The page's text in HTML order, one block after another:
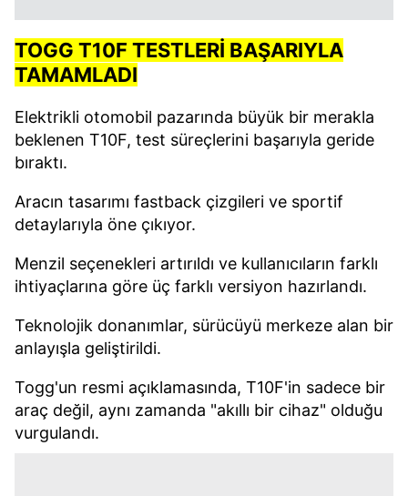
TOGG T10F TESTLERİ BAŞARIYLA
TAMAMLADI
Elektrikli otomobil pazarında büyük bir merakla
beklenen T10F, test süreçlerini başarıyla geride
bıraktı.
Aracın tasarımı fastback çizgileri ve sportif
detaylarıyla öne çıkıyor.
Menzil seçenekleri artırıldı ve kullanıcıların farklı
ihtiyaçlarına göre üç farklı versiyon hazırlandı.
Teknolojik donanımlar, sürücüyü merkeze alan bir
anlayışla geliştirildi.
Togg'un resmi açıklamasında, T10F'in sadece bir
araç değil, aynı zamanda "akıllı bir cihaz" olduğu
vurgulandı.